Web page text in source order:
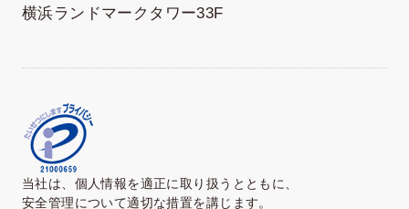
横浜ランドマークタワー33F
当社は、個人情報を適正に取り扱うとともに、
安全管理について適切な措置を講じます。